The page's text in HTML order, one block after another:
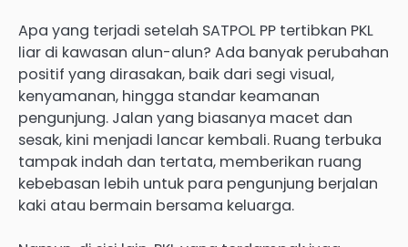
Apa yang terjadi setelah SATPOL PP tertibkan PKL
liar di kawasan alun-alun? Ada banyak perubahan
positif yang dirasakan, baik dari segi visual,
kenyamanan, hingga standar keamanan
pengunjung. Jalan yang biasanya macet dan
sesak, kini menjadi lancar kembali. Ruang terbuka
tampak indah dan tertata, memberikan ruang
kebebasan lebih untuk para pengunjung berjalan
kaki atau bermain bersama keluarga.